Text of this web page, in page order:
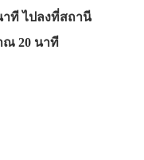
าที ไปลงที่สถานี
ณ 20 นาที